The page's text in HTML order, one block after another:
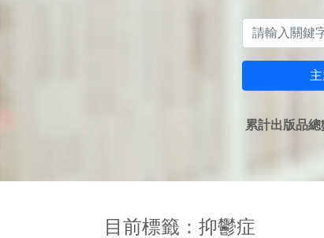
累計出版品
目前標籤：抑鬱症